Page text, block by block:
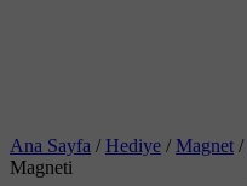
Ana Sayfa / Hediye / Magnet /
Magneti